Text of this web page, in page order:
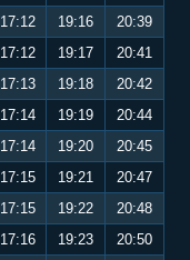
17:12 19:16
20:39
17:12 19:17
20:41
17:13 19:18
20:42
17:14 19:19
20:44
17:14 19:20
20:45
17:15 19:21
20:47
17:15 19:22
20:48
17:16 19:23
20:50